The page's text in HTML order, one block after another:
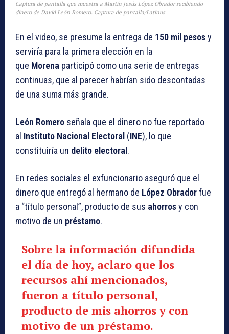
Captura de pantalla que muestra a Martín Jesús López Obrador recibiendo
dinero de David León Romero. Captura de pantalla/Latinus
En el video, se presume la entrega de 150 mil pesosy
serviría para la primera elección en la
que Morena participó como una serie de entregas
continuas, que al parecer habrían sido descontadas
de una suma más grande.
León Romero señala que el dinero no fue reportado
al Instituto Nacional Electoral (INE), lo que
constituiría un delito electoral .
En redes sociales el exfuncionario aseguró que el
dinero que entregó al hermano de López Obradorfue
a “título personal”, producto de sus ahorrosy con
motivo de un préstamo.
Sobre la información difundida
el día de hoy, aclaro que los
recursos ahí mencionados,
fueron a título personal,
producto de mis ahorros y con
motivo de un préstamo.